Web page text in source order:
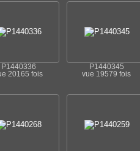
P1440336
20165 fois
P1440345
vue 19579 fois